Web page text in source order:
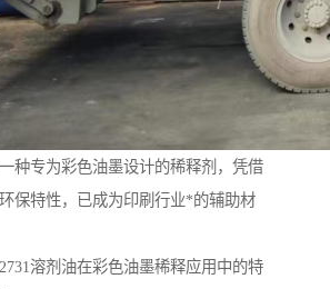
种专为彩色油墨设计的稀释剂，凭借
保特性，已成为印刷行业*的辅助材
溶剂油在彩色油墨稀释应用中的特